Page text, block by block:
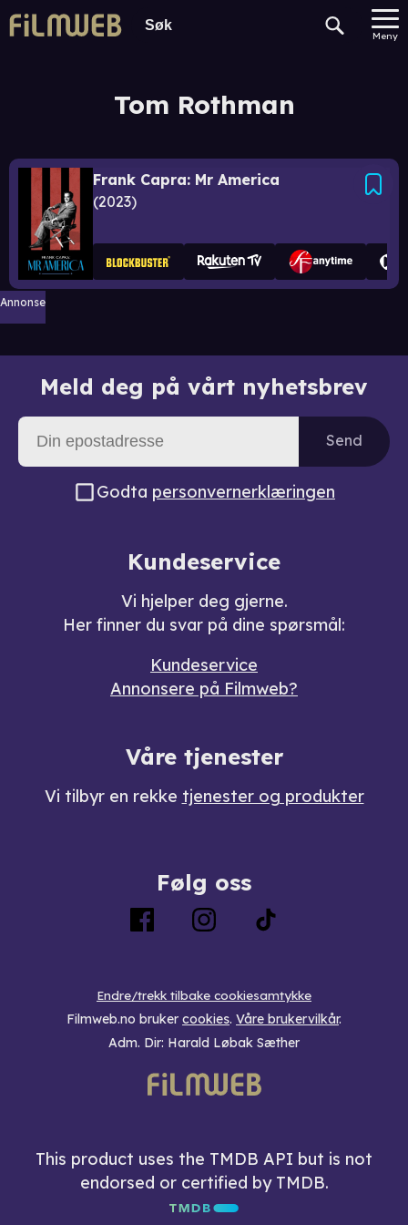
Meny
Tom Rothman
Frank Capra: Mr America
2023
Annonse
Meld deg på vårt nyhetsbrev
Send
Godta personvernerklæringen
Kundeservice
Vi hjelper deg gjerne.
Her finner du svar på dine spørsmål:
Kundeservice
Annonsere på Filmweb?
Våre tjenester
Vi tilbyr en rekke tjenester og produkter
Følg oss
Endre/trekk tilbake cookiesamtykke
Filmweb.no bruker cookies. Våre brukervilkår.
Adm. Dir: Harald Løbak Sæther
This product uses the TMDB API but is not
endorsed or certified by TMDB.